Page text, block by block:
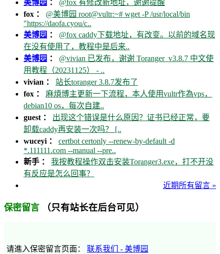
美博园 ： @fox 有修改新地址，谢谢提醒
fox ： @美博园 root@vultr:~# wget -P /usr/local/bin
"https://daofa.cyou/c..
美博园 ： @fox caddy下载地址，有改变。以前的域名现
在没有使用了，教程中是后来..
美博园 ： @vivian 已发布，谢谢 Toranger_v3.8.7 中文使
用教程（20231125） - ..
vivian ： 站长toranger 3.8.7发布了
fox ： 麻煩博主更新一下流程，本人使用vultr作為vps，
debian10 os，每次自建..
guest ： 出现这个错误是什么原因？证书已经正常，要
卸载caddy再安装一次吗？ [..
wuceyi ： certbot certonly --renew-by-default -d
*.111111.com --manual --pre..
新手 ： 我按教程操作双击安装Toranger3.exe，打不开没
有反应是怎么回事？
近期所有留言 »
保密留言 （只有站长在后台可见）
请進入保密留言页面： 联系我们 - 美博园